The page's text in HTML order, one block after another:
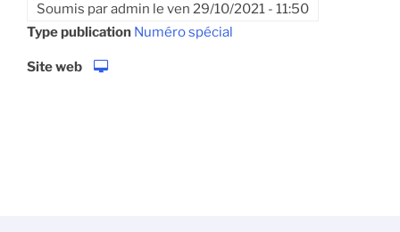
Soumis paradmin le ven 29/10/2021 - 11:50
Type publication Numéro spécial
Site web